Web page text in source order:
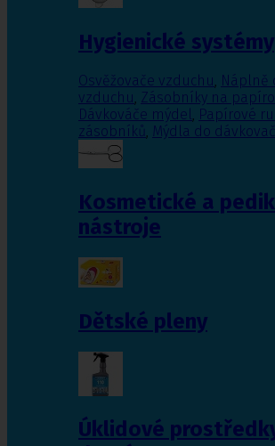
Hygienické systémy
Osvěžovače vzduchu, Náplně
vzduchu, Zásobníky na
Dávkováče mýdel, Papírové
zásobníků, Mýdla do
Kosmetické a
nástroje
Dětské pleny
Úklidové